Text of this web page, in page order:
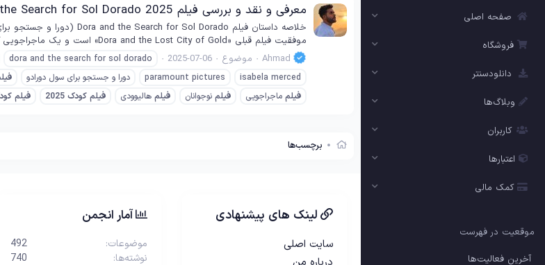
صفحه اصلی
فروشگاه
دانلودسنتر
وبلاگ‌ها
کاربران
اعتبارها
کمک مالی
موقعیت در فهرست
آخرین فعالیت‌ها
معرفی و نقد و بررسی فیلم Dora and the Search for Sol Dorado 2025 – دورا و جستجو برای سول دورادو
موفقیت فیلم قبلی «Dora and the Lost City of Gold» است و یک ماجراجویی کودکانه و خانوادگی جذاب را برای مخاطبان به ارمغان می‌آورد. در این فیلم، دورا...
Ahmad
موضوع 2025-07-06
dora and the search for sol dorado
isabela merced
paramount pictures دورا و جستجو برای سول دورادو
فیلم ماجراجویی فیلم نوجوانان فیلم هالیوودی فیلم کودک 2025 فیلم
برچسب‌ها
لینک های پیشنهادی
سایت اصلی
آمار انجمن
موضوعات
492
نوشته‌ها
740